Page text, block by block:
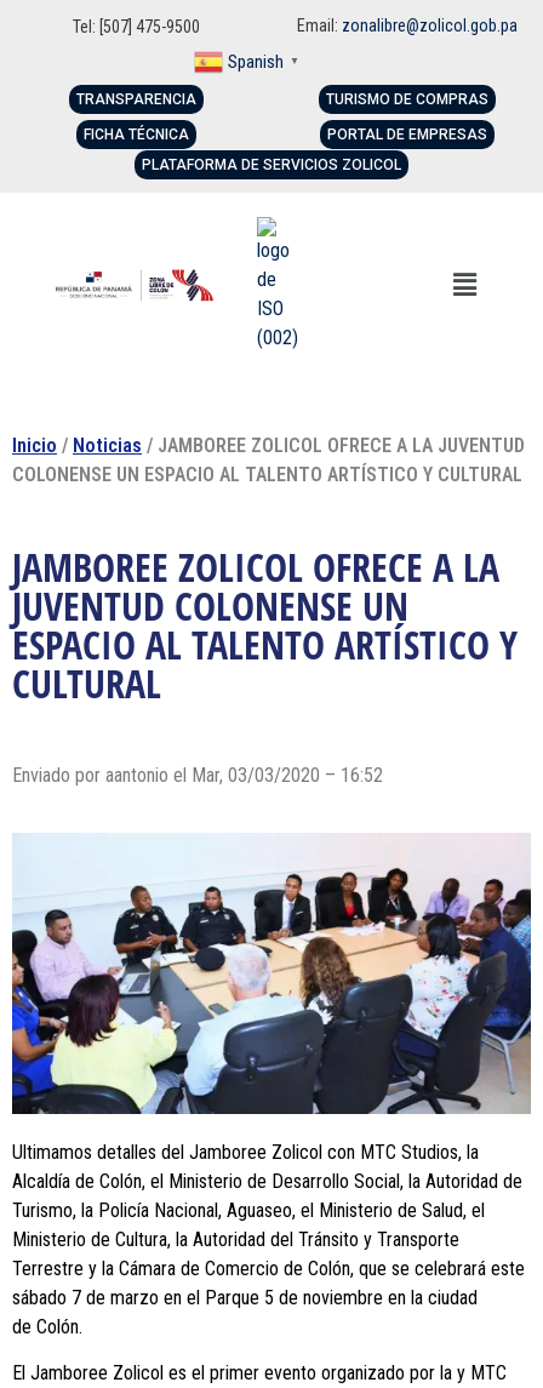
Tel: [507] 475-9500 Email: zonalibre@zolicol.gob.pa
Spanish ▼
TRANSPARENCIA
FICHA TÉCNICA
TURISMO DE COMPRAS
PORTAL DE EMPRESAS
PLATAFORMA DE SERVICIOS ZOLICOL
Inicio / Noticias / JAMBOREE ZOLICOL OFRECE A LA JUVENTUD
COLONENSE UN ESPACIO AL TALENTO ARTÍSTICO Y CULTURAL
JAMBOREE ZOLICOL OFRECE A LA
JUVENTUD COLONENSE UN
ESPACIO AL TALENTO ARTÍSTICO Y
CULTURAL
Enviado por aantonio el Mar, 03/03/2020 – 16:52
Ultimamos detalles del Jamboree Zolicol con MTC Studios, la
Alcaldía de Colón, el Ministerio de Desarrollo Social, la Autoridad de
Turismo, la Policía Nacional, Aguaseo, el Ministerio de Salud, el
Ministerio de Cultura, la Autoridad del Tránsito y Transporte
Terrestre y la Cámara de Comercio de Colón, que se celebrará este
sábado 7 de marzo en el Parque 5 de noviembre en la ciudad
de Colón.
El Jamboree Zolicol es el primer evento organizado por la y MTC